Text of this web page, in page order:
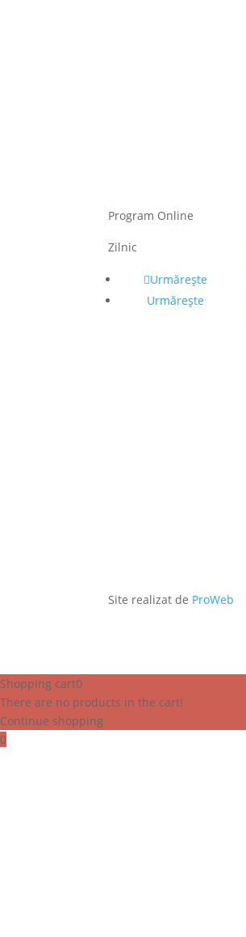
Program Online
Zilnic
Urmărește
Urmărește
Site realizat de ProWeb
Shopping cart0
There are no products in the cart!
Continue shopping
0